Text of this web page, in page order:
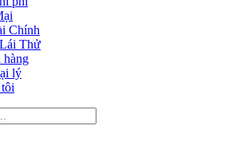
Chính
Thử
hàng
lý